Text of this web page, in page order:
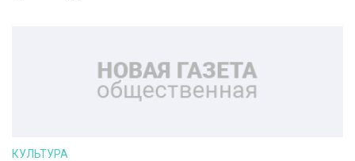
КУЛЬТУРА